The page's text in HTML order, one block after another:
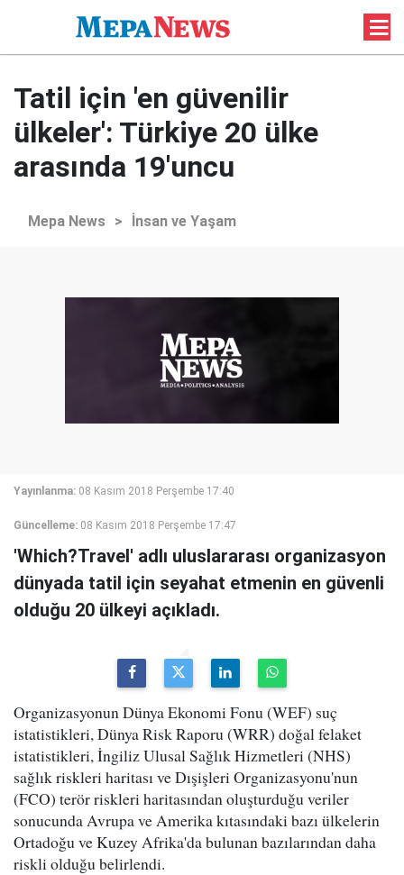
Tatil için 'en güvenilir
ülkeler': Türkiye 20 ülke
arasında 19'uncu
Mepa News > İnsan ve Yaşam
Yayınlanma: 08 Kasım 2018 Perşembe 17:40
Güncelleme: 08 Kasım 2018 Perşembe 17:47
'Which?Travel' adlı uluslararası organizasyon
dünyada tatil için seyahat etmenin en güvenli
olduğu 20 ülkeyi açıkladı.
Organizasyonun Dünya Ekonomi Fonu (WEF) suç
istatistikleri, Dünya Risk Raporu (WRR) doğal felaket
istatistikleri, İngiliz Ulusal Sağlık Hizmetleri (NHS)
sağlık riskleri haritası ve Dışişleri Organizasyonu'nun
(FCO) terör riskleri haritasından oluşturduğu veriler
sonucunda Avrupa ve Amerika kıtasındaki bazı ülkelerin
Ortadoğu ve Kuzey Afrika'da bulunan bazılarından daha
riskli olduğu belirlendi.